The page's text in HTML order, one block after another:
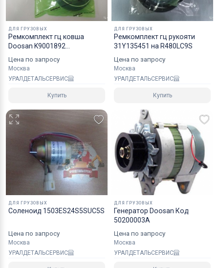
хрупких грузов.
Коробки оптимального размера и с
надежным уровнем защиты.
мероприятия по оформлению документов и
перевозке вашего заказа в любой регион РФ, в
ДЛЯ ГРУЗОВЫХ
Ремкомплект гц ковша
Doosan K9001892
Цена по запросу
Москва
УРАЛДЕТАЛЬСЕРВИС
Купить
ДЛЯ ГРУЗОВЫХ
Ремкомплект гц рукояти
31Y135451 на R480LC9S
Цена по запросу
Москва
УРАЛДЕТАЛЬСЕРВИС
Купить
ДЛЯ ГРУЗОВЫХ
Соленоид 1503ES24S5SUC5S
Цена по запросу
Москва
УРАЛДЕТАЛЬСЕРВИС
ДЛЯ ГРУЗОВЫХ
Генератор Doosan Код
50200003A
Цена по запросу
Москва
УРАЛДЕТАЛЬСЕРВИС